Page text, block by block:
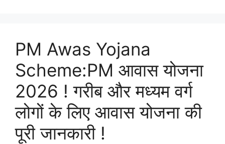
PM Awas Yojana
Scheme:PM आवास योजना
2026 ! गरीब और मध्यम वर्ग
लोगों के लिए आवास योजना की
पूरी जानकारी !